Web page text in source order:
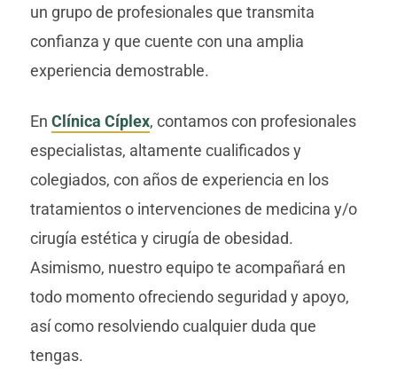
un grupo de profesionales que transmita
confianza y que cuente con una amplia
experiencia demostrable.
En Clínica Cíplex, contamos con profesionales
especialistas, altamente cualificados y
colegiados, con años de experiencia en los
tratamientos o intervenciones de medicina y/o
cirugía estética y cirugía de obesidad.
Asimismo, nuestro equipo te acompañará en
todo momento ofreciendo seguridad y apoyo,
así como resolviendo cualquier duda que
tengas.